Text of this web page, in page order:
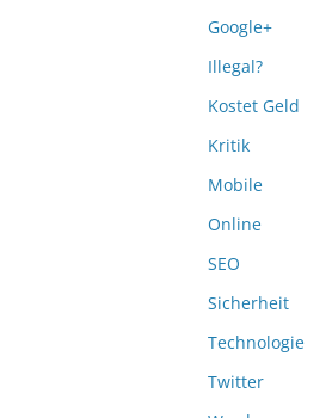
Google+
Illegal?
Kostet Geld
Kritik
Mobile
Online
SEO
Sicherheit
Technologie
Twitter